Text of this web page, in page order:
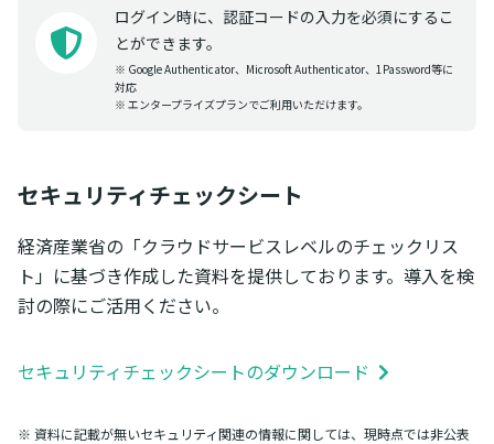
ログイン時に、認証コードの入力を必須にするこ
とができます。
※ Google Authenticator、Microsoft Authenticator、1Password等に
対応
※ エンタープライズプランでご利用いただけます。
セキュリティチェックシート
経済産業省の「クラウドサービスレベルのチェックリス
ト」に基づき作成した資料を提供しております。導入を検
討の際にご活用ください。
セキュリティチェックシートのダウンロード
※ 資料に記載が無いセキュリティ関連の情報に関しては、現時点では非公表